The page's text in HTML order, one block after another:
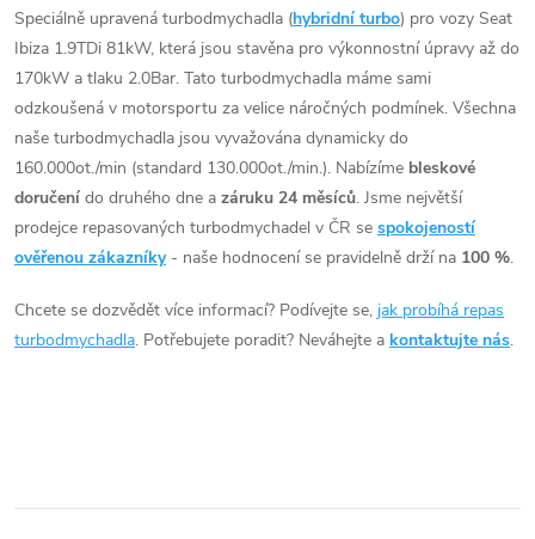
v
l
á
d
a
c
í
p
k
Speciálně upravená turbodmychadla (hybridní turbo) pro vozy Seat
Ibiza 1.9TDi 81kW, která jsou stavěna pro výkonnostní úpravy až do
170kW a tlaku 2.0Bar. Tato turbodmychadla máme sami
odzkoušená v motorsportu za velice náročných podmínek. Všechna
naše turbodmychadla jsou vyvažována dynamicky do
160.000ot./min (standard 130.000ot./min.). Nabízíme bleskové
doručení do druhého dne a záruku 24 měsíců. Jsme největší
prodejce repasovaných turbodmychadel v ČR se spokojeností
ověřenou zákazníky- naše hodnocení se pravidelně drží na 100 %.
Chcete se dozvědět více informací? Podívejte se, jak probíhá repas
turbodmychadla. Potřebujete poradit? Neváhejte a kontaktujte nás.